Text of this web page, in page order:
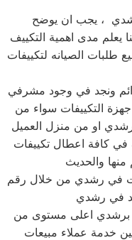
، يجب ان يوضح
يعلم مدى اهمية التكييف
طلبات الصيانه لتكييفات
ونجد في وجود مشرفي
التكييفات سواء من
في كافة اعطال تكييفات
في رشدي من خلال رقم
برشدي اعلى مستوى من
خدمة عملاء مبيعات